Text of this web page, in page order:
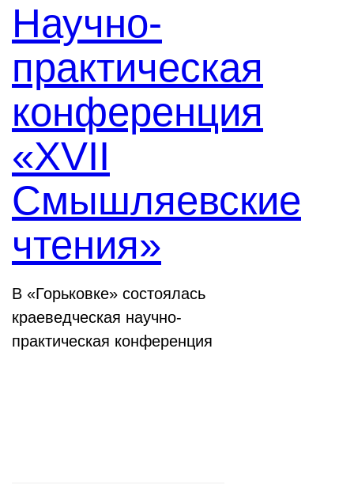
Научно-
практическая
конференция
«XVII
Смышляевские
чтения»
В «Горьковке» состоялась
краеведческая научно-
практическая конференция